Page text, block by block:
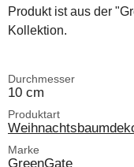
Produkt ist aus der
Kollektion.
Durchmesser
10 cm
Produktart
Marke
GreenGate